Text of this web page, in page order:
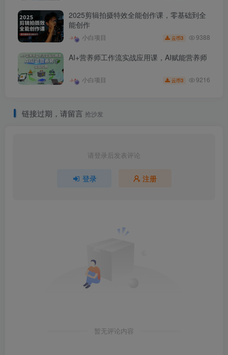
2025剪辑拍摄特效全能创作课，零基础到全
能创作
小白项目 云币3 9388
AI+营养师工作流实战应用课，AI赋能营养师
小白项目 云币3 9216
链接过期，请留言 抢沙发
请登录后发表评论
登录 注册
暂无评论内容